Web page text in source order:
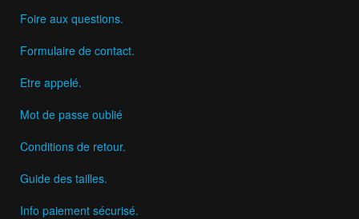
Foire aux questions.
Formulaire de contact.
Etre appelé.
Mot de passe oublié
Conditions de retour.
Guide des tailles.
Info paiement sécurisé.